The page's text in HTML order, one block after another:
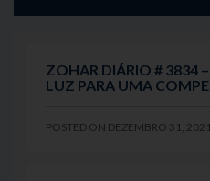
ZOHAR DIÁRIO # 3834
LUZ PARA UMA
POSTED ON DEZEMBRO 31, 2021